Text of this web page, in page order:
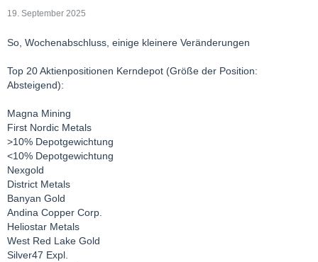
19. September 2025
So, Wochenabschluss, einige kleinere Veränderungen
Top 20 Aktienpositionen Kerndepot (Größe der Position:
Absteigend):
Magna Mining
First Nordic Metals
>10% Depotgewichtung
<10% Depotgewichtung
Nexgold
District Metals
Banyan Gold
Andina Copper Corp.
Heliostar Metals
West Red Lake Gold
Silver47 Expl.